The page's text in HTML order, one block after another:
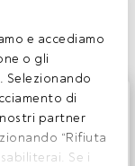
e accediamo
o gli
di
partner
“Rifiuta
Se i
Se
Login. Se non
per scoprire